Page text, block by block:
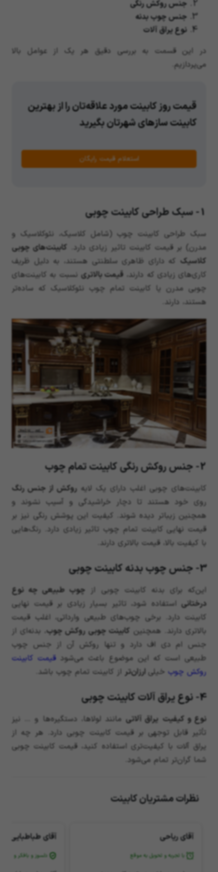
جنس روکش رنگی
جنس چوب بدنه
نوع یراق آلات
در این قسمت به بررسی دقیق هر یک از عوامل بالا
می‌پردازیم.
قیمت روز کابینت مورد علاقه‌تان را از بهترین
کابینت سازهای شهرتان بگیرید
استعلام قیمت رایگان
1- سبک طراحی کابینت چوبی
سبک طراحی کابینت چوب (شامل کلاسیک، نئوکلاسیک و
مدرن) بر قیمت کابینت تاثیر زیادی دارد. کابینت‌های چوبی
کلاسیک که دارای ظاهری سلطنتی هستند، به دلیل ظریف
کاری‌های زیادی که دارند، قیمت بالاتری نسبت به کابینت‌های
چوبی مدرن یا کابینت تمام چوب نئوکلاسیک که ساده‌تر
هستند، دارند.
2- جنس روکش رنگی کابینت تمام چوب
کابینت‌های چوبی اغلب دارای یک لایه روکش از جنس رنگ
روی خود هستند تا دچار خراشیدگی و آسیب نشوند و
همچنین زیباتر دیده شوند. کیفیت این پوشش رنگی نیز بر
قیمت نهایی کابینت تمام چوب تاثیر زیادی دارد. رنگ‌هایی
با کیفیت بالا، قیمت بالاتری دارند.
3- جنس چوب بدنه کابینت چوبی
این‌که برای بدنه کابینت چوبی از چوب طبیعی چه نوع
درختانی استفاده شود، تاثیر بسیار زیادی بر قیمت نهایی
کابینت دارد. برخی چوب‌های طبیعی وارداتی، اغلب قیمت
بالاتری دارند. همچنین کابینت چوبی روکش چوب، بدنه‌ای از
جنس ام دی اف دارد و تنها روکش آن از جنس چوب
طبیعی است که این موضوع باعث می‌شودقیمت کابینت
روکش چوب خیلی ارزان‌تر از کابینت تمام چوب باشد.
4- نوع یراق آلات کابینت چوبی
نوع و کیفیت یراق آلاتی مانند لولاها، دستگیره‌ها و … نیز
تأثیر قابل توجهی بر قیمت کابینت چوبی دارد. هر چه از
یراق آلات با کیفیت‌تری استفاده کنید، قیمت کابینت چوبی
شما گران‌تر تمام می‌شود.
نظرات مشتریان کابینت
آقای ریاحی
با تجربه و تحویل به موقع
آقای طباطبایی
دلسوز و بافکر و ایده